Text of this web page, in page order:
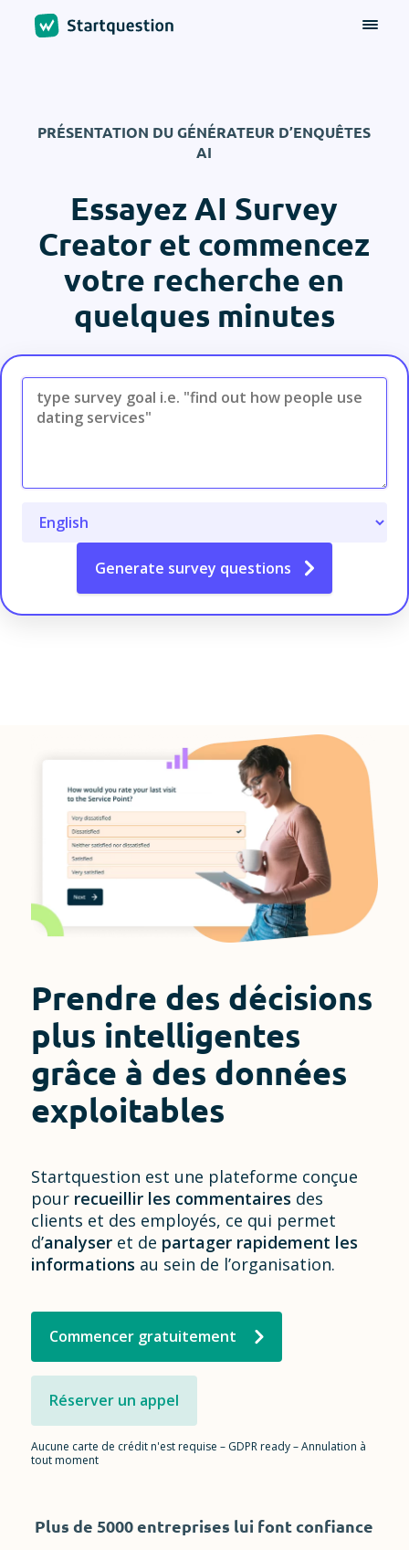
PRÉSENTATION DU GÉNÉRATEUR D’ENQUÊTES
AI
Essayez AI Survey
Creator et commencez
votre recherche en
quelques minutes
Generate survey questions
Prendre des décisions
plus intelligentes
grâce à des données
exploitables
Startquestion est une plateforme conçue
pour recueillir les commentaires des
clients et des employés, ce qui permet
d’analyseret de partager rapidement les
informations au sein de l’organisation.
Commencer gratuitement
Réserver un appel
Aucune carte de crédit n'est requise – GDPR ready – Annulation à
tout moment
Plus de 5000 entreprises lui font confiance